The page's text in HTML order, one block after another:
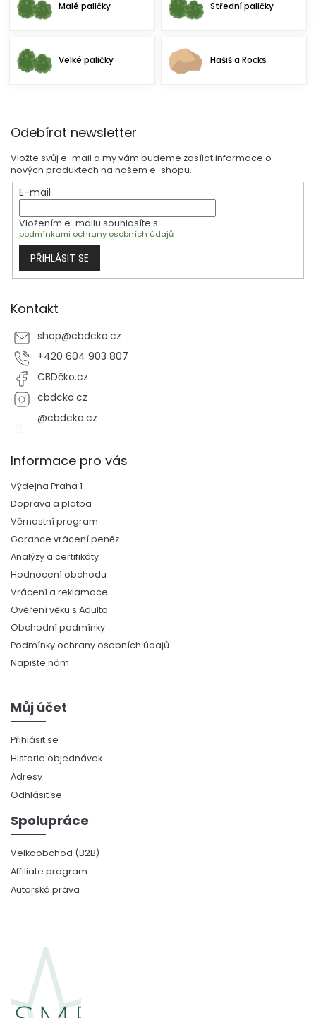
Malé paličky Střední paličky
Velké paličky Hašiš a Rocks
Odebírat newsletter
Vložte svůj e-mail a my vám budeme zasílat informace o
nových produktech na našem e-shopu.
E-mail
Vložením e-mailu souhlasíte s
podmínkami ochrany osobních údajů
PŘIHLÁSIT SE
Kontakt
shop@cbdcko.cz
+420 604 903 807
CBDčko.cz
cbdcko.cz
@cbdcko.cz
Informace pro vás
Výdejna Praha 1
Doprava a platba
Věrnostní program
Garance vrácení peněz
Analýzy a certifikáty
Hodnocení obchodu
Vrácení a reklamace
Ověření věku s Adulto
Obchodní podmínky
Podmínky ochrany osobních údajů
Napište nám
Můj účet
Přihlásit se
Historie objednávek
Adresy
Odhlásit se
Spolupráce
Velkoobchod (B2B)
Affiliate program
Autorská práva